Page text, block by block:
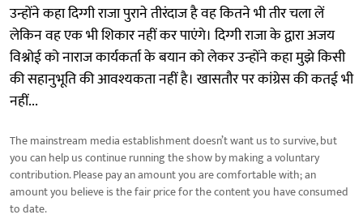
उन्होंने कहा दिग्गी राजा पुराने तीरंदाज है वह कितने भी तीर चला लें
लेकिन वह एक भी शिकार नहीं कर पाएंगे। दिग्गी राजा के द्वारा अजय
विश्नोई को नाराज कार्यकर्ता के बयान को लेकर उन्होंने कहा मुझे किसी
की सहानुभूति की आवश्यकता नहीं है। खासतौर पर कांग्रेस की कतई भी
नहीं...
The mainstream media establishment doesn’t want us to survive, but
you can help us continue running the show by making a voluntary
contribution. Please pay an amount you are comfortable with; an
amount you believe is the fair price for the content you have consumed
to date.